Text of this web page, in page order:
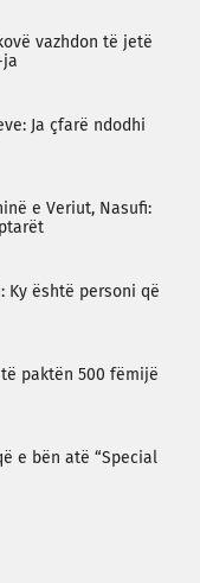
vazhdon të jetë
ja
Ja çfarë ndodhi
e Veriut, Nasufi:
Ky është personi që
paktën 500 fëmijë
e bën atë “Special